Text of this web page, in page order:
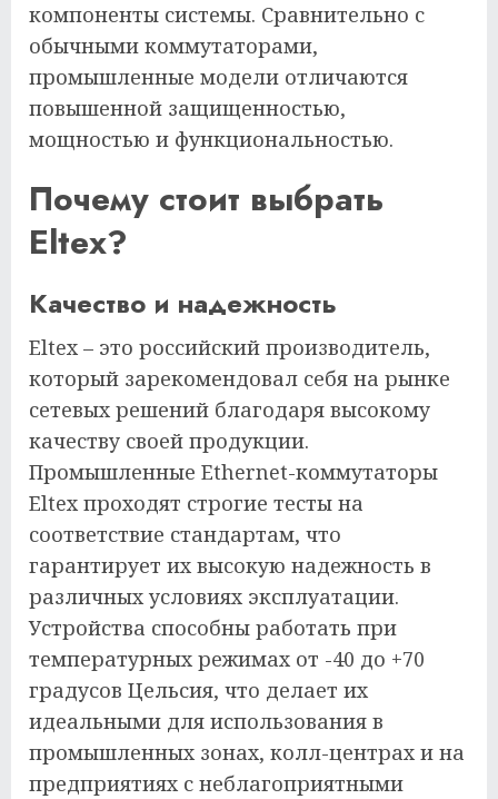
компоненты системы. Сравнительно с
обычными коммутаторами,
промышленные модели отличаются
повышенной защищенностью,
мощностью и функциональностью.
Почему стоит выбрать
Eltex?
Качество и надежность
Eltex – это российский производитель,
который зарекомендовал себя на рынке
сетевых решений благодаря высокому
качеству своей продукции.
Промышленные Ethernet-коммутаторы
Eltex проходят строгие тесты на
соответствие стандартам, что
гарантирует их высокую надежность в
различных условиях эксплуатации.
Устройства способны работать при
температурных режимах от -40 до +70
градусов Цельсия, что делает их
идеальными для использования в
промышленных зонах, колл-центрах и на
предприятиях с неблагоприятными